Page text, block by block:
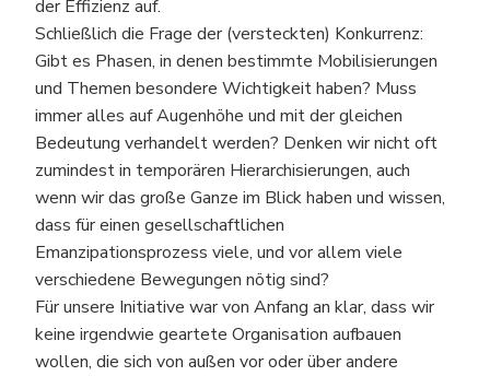
der Effizienz auf.
Schließlich die Frage der (versteckten) Konkurrenz:
Gibt es Phasen, in denen bestimmte Mobilisierungen
und Themen besondere Wichtigkeit haben? Muss
immer alles auf Augenhöhe und mit der gleichen
Bedeutung verhandelt werden? Denken wir nicht oft
zumindest in temporären Hierarchisierungen, auch
wenn wir das große Ganze im Blick haben und wissen,
dass für einen gesellschaftlichen
Emanzipationsprozess viele, und vor allem viele
verschiedene Bewegungen nötig sind?
Für unsere Initiative war von Anfang an klar, dass wir
keine irgendwie geartete Organisation aufbauen
wollen, die sich von außen vor oder über andere